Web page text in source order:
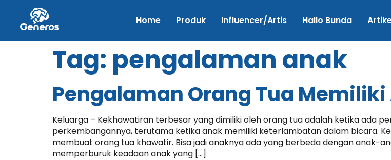
Home Produk Influencer/Artis Hallo Bunda
Tag: pengalaman anak
Pengalaman Orang Tua
Keluarga – Kekhawatiran terbesar yang dimiliki oleh orang tua adalah ketika ada
perkembangannya, terutama ketika anak memiliki keterlambatan dalam bicara.
membuat orang tua khawatir. Bisa jadi anaknya ada yang berbeda dengan anak-
memperburuk keadaan anak yang […]